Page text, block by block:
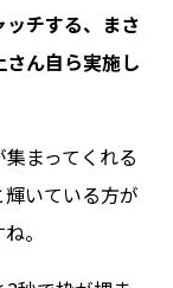
チする、まさ
ん自ら実施し
まってくれる
いている方が
。